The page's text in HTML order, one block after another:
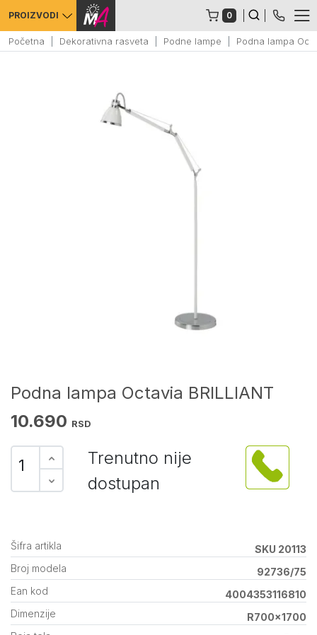
PROIZVODI 0
Početna Dekorativna rasveta Podne lampe Podna lampa
Podna lampa Octavia BRILLIANT
10.690 RSD
Trenutno nije
dostupan
Šifra artikla
SKU 20113
Broj modela
92736/75
Ean kod
4004353116810
Dimenzije
R700x1700